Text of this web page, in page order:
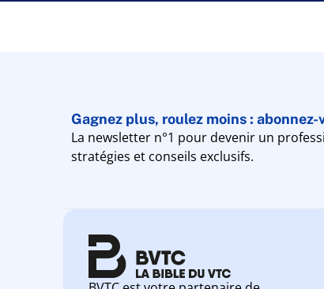
Gagnez plus, roulez moins : abonnez-
La newsletter n°1 pour devenir un
stratégies et conseils exclusifs.